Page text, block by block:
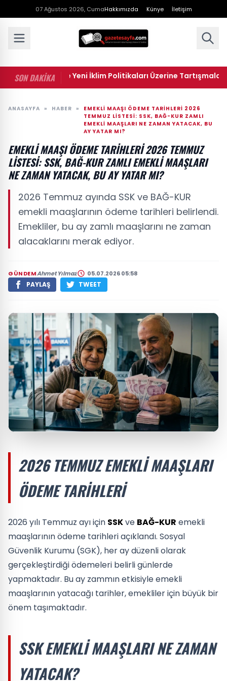
07 Ağustos 2026, CumaHakkımızda Künye İletişim
SON DAKİKA
DC'de Yeni İklim Politikaları Üzerine Tartışmalar
ANASAYFA » HABER »
EMEKLI MAAŞI ÖDEME TARIHLERI 2026
TEMMUZ LISTESI: SSK, BAĞ-KUR ZAMLI
EMEKLI MAAŞLARI NE ZAMAN YATACAK, BU
AY YATAR MI?
EMEKLI MAAŞI ÖDEME TARIHLERI 2026 TEMMUZ
LISTESI: SSK, BAĞ-KUR ZAMLI EMEKLI MAAŞLARI
NE ZAMAN YATACAK, BU AY YATAR MI?
2026 Temmuz ayında SSK ve BAĞ-KUR
emekli maaşlarının ödeme tarihleri belirlendi.
Emekliler, bu ay zamlı maaşlarını ne zaman
alacaklarını merak ediyor.
GÜNDEMAhmet Yılmaz 05.07.2026 05:58
PAYLAŞ TWEET
2026 TEMMUZ EMEKLI MAAŞLARI
ÖDEME TARIHLERI
2026 yılı Temmuz ayı için SSKve BAĞ-KUR emekli
maaşlarının ödeme tarihleri açıklandı. Sosyal
Güvenlik Kurumu (SGK), her ay düzenli olarak
gerçekleştirdiği ödemeleri belirli günlerde
yapmaktadır. Bu ay zammın etkisiyle emekli
maaşlarının yatacağı tarihler, emekliler için büyük bir
önem taşımaktadır.
SSK EMEKLI MAAŞLARI NE ZAMAN
YATACAK?